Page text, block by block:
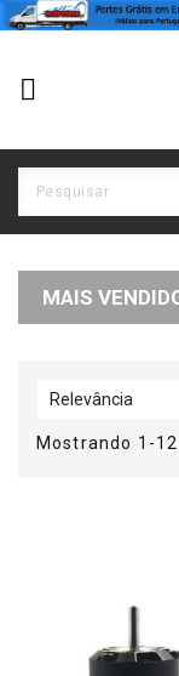

MAIS
Relevância
Mostrando 1-